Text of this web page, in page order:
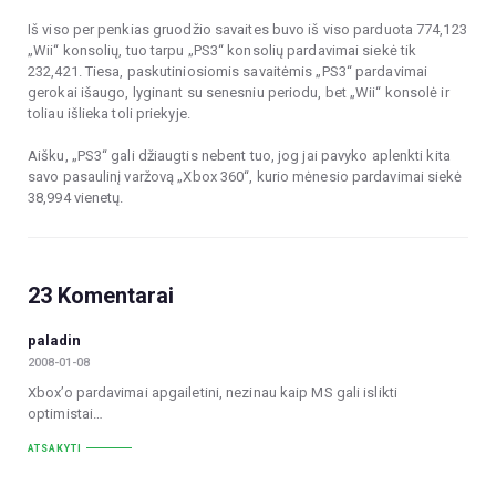
Iš viso per penkias gruodžio savaites buvo iš viso parduota 774,123
„Wii“ konsolių, tuo tarpu „PS3“ konsolių pardavimai siekė tik
232,421. Tiesa, paskutiniosiomis savaitėmis „PS3“ pardavimai
gerokai išaugo, lyginant su senesniu periodu, bet „Wii“ konsolė ir
toliau išlieka toli priekyje.
Aišku, „PS3“ gali džiaugtis nebent tuo, jog jai pavyko aplenkti kita
savo pasaulinį varžovą „Xbox 360“, kurio mėnesio pardavimai siekė
38,994 vienetų.
23 Komentarai
paladin
2008-01-08
Xbox’o pardavimai apgailetini, nezinau kaip MS gali islikti
optimistai…
ATSAKYTI